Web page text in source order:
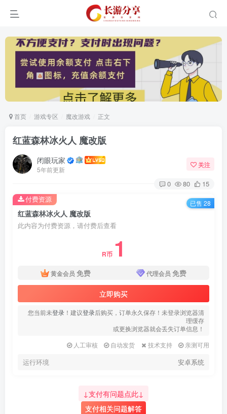
首页 游戏专区 魔改游戏 正文
红蓝森林冰火人 魔改版
闭眼玩家
5年前更新
关注
0 80 15
红蓝森林冰火人 魔改版
此内容为付费资源，请付费后查看
R币 1
黄金会员 免费 代理会员 免费
立即购买
您当前未登录 ！建议登录后购买，订单永久保存！未登录浏览器清
理缓存
或更换浏览器就会丢失订单信息！
人工审核
自动发货 技术支持 亲测可用
运行环境 安卓系统
付费资源 已售 28
↓支付有问题点此↓
支付相关问题解答